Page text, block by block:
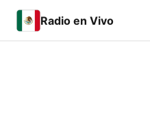
Radio en Vivo